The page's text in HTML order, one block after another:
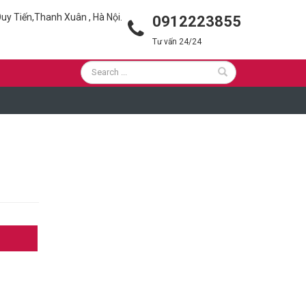
Tiến,Thanh Xuân , Hà Nội. 0912223855
Tư vấn 24/24